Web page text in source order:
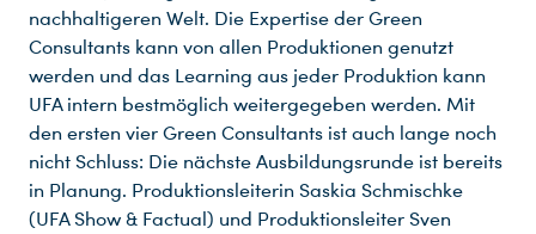
nachhaltigeren Welt. Die Expertise der Green
Consultants kann von allen Produktionen genutzt
werden und das Learning aus jeder Produktion kann
UFA intern bestmöglich weitergegeben werden. Mit
den ersten vier Green Consultants ist auch lange noch
nicht Schluss: Die nächste Ausbildungsrunde ist bereits
in Planung. Produktionsleiterin Saskia Schmischke
(UFA Show & Factual) und Produktionsleiter Sven